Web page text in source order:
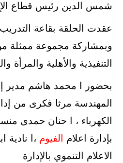
شمس الدين رئيس قطاع
عقدت الحلقة بقاعة
وبمشاركة مجموعة ممثلة
التنفيذية والأهلية والمرأة
بحضور ا محمد هاشم مدير
المهندسة مرثا فكرى من
الكهرباء ، ا حنان حمدى
بإدارة اعلام
الفيوم ،ا
الاعلام التنموي بالإدارة